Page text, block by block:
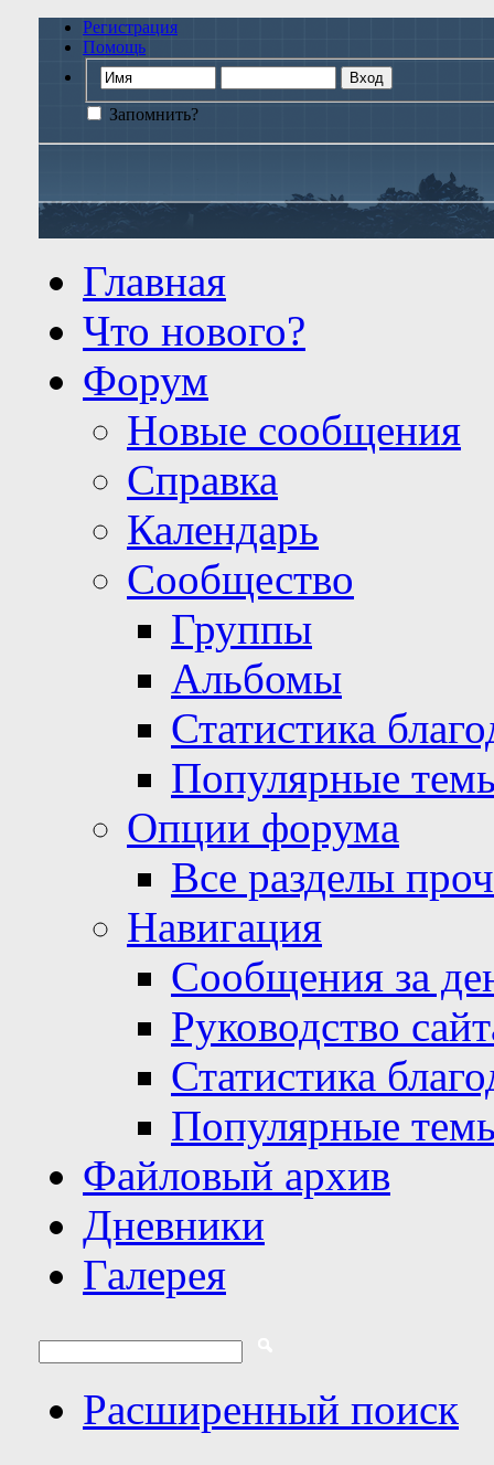
Регистрация
Помощь
Запомнить?
Главная
Что нового?
Форум
Новые сообщения
Справка
Календарь
Сообщество
Группы
Альбомы
Статистика
Популярные
Опции форума
Все разделы
Навигация
Сообщения за
Руководство
Статистика
Популярные
Файловый архив
Дневники
Галерея
Расширенный поиск